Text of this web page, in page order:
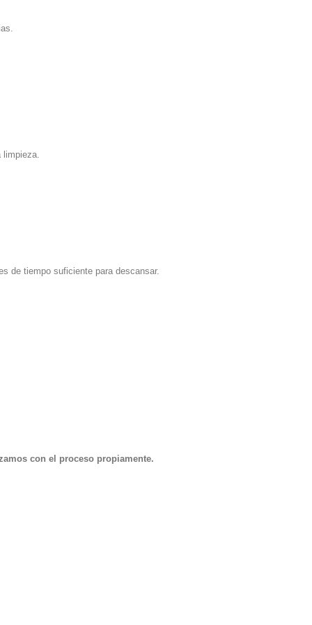
limpieza.
de tiempo suficiente para descansar.
con el proceso propiamente.